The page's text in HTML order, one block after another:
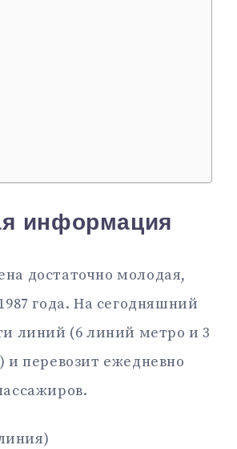
информация
достаточно молодая,
года. На сегодняшний
линий (6 линий метро и 3
перевозит ежедневно